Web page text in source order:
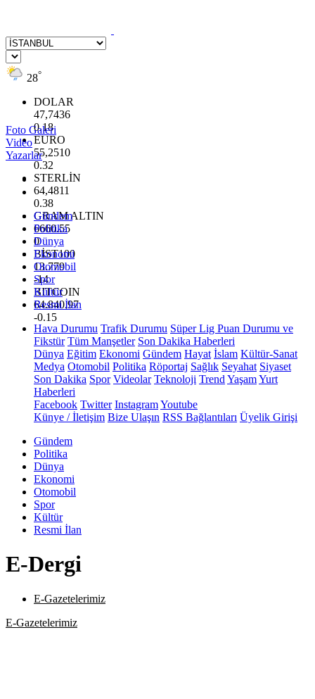
28°
DOLAR
47,7436
0.18
EURO
55,2510
0.32
STERLİN
64,4811
0.38
GRAM ALTIN
6660.55
0
BİST100
13.779
-14
BITCOIN
64.840,97
-0.15
Foto Galeri
Video
Yazarlar
Gündem
Politika
Dünya
Ekonomi
Otomobil
Spor
Kültür
Resmi İlan
Hava Durumu Trafik Durumu Süper Lig Puan Durumu ve
Fikstür Tüm Manşetler Son Dakika Haberleri
Dünya Eğitim Ekonomi Gündem Hayat İslam Kültür-Sanat
Medya Otomobil Politika Röportaj Sağlık Seyahat Siyaset
Son Dakika Spor Videolar Teknoloji Trend YaşamYurt
Haberleri
Facebook Twitter InstagramYoutube
Künye / İletişim Bize Ulaşın RSS Bağlantıları Üyelik Girişi
Gündem
Politika
Dünya
Ekonomi
Otomobil
Spor
Kültür
Resmi İlan
E-Dergi
E-Gazetelerimiz
E-Gazetelerimiz